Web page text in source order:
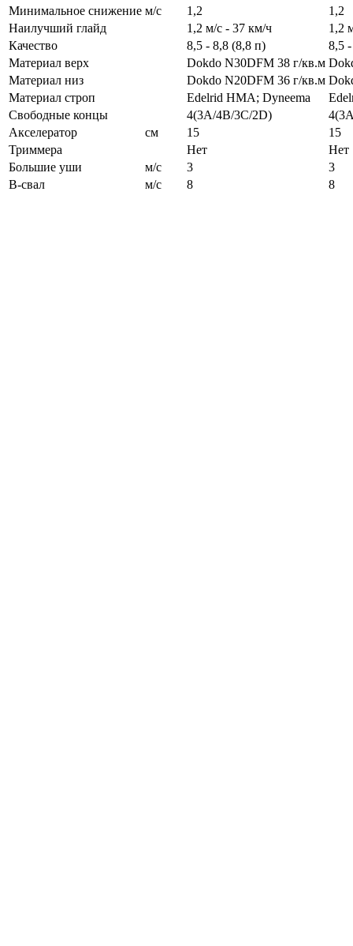
Минимальное снижение м/с 1,2
1,2
Наилучший глайд
1,2 м/с - 37 км/ч
1,2
Качество
8,5 - 8,8 (8,8 п)
8,5
Материал верх
Dokdo N30DFM 38 г/кв.м
Материал низ
Dokdo N20DFM 36 г/кв.м
Материал строп
Edelrid HMA; Dyneema
Свободные концы
4(3A/4B/3C/2D)
Акселератор
см 15
15
Триммера
Нет
Нет
Большие уши
м/с 3
3
B-свал
м/с 8 8